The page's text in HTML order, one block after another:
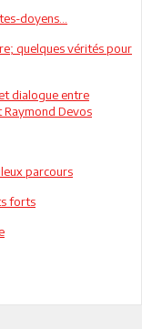
doyens…
quelques vérités pour
dialogue entre
Raymond Devos
parcours
forts